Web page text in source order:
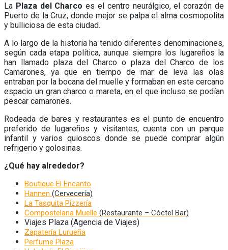
La Plaza del Charco es el centro neurálgico, el corazón de
Puerto de la Cruz, donde mejor se palpa el alma cosmopolita
y bulliciosa de esta ciudad.
A lo largo de la historia ha tenido diferentes denominaciones,
según cada etapa política, aunque siempre los lugareños la
han llamado plaza del Charco o plaza del Charco de los
Camarones, ya que en tiempo de mar de leva las olas
entraban por la bocana del muelle y formaban en este cercano
espacio un gran charco o mareta, en el que incluso se podían
pescar camarones.
Rodeada de bares y restaurantes es el punto de encuentro
preferido de lugareños y visitantes, cuenta con un parque
infantil y varios quioscos donde se puede comprar algún
refrigerio y golosinas.
¿Qué hay alrededor?
Boutique El Encanto
Hannen (Cervecería)
La Tasquita Pizzería
Compostelana Muelle (Restaurante – Cóctel Bar)
Viajes Plaza (Agencia de Viajes)
Zapatería Lurueña
Perfume Plaza